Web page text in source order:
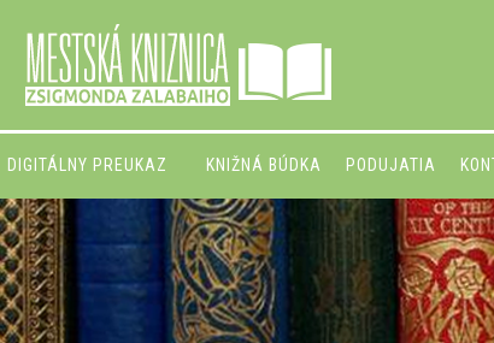
DIGITÁLNY PREUKAZ KNIŽNÁ BÚDKA PODUJATIA